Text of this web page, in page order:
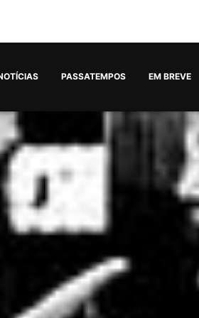
PASSATEMPOS EM BREVE